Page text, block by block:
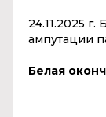
24.11.2025
ампутации
Белая